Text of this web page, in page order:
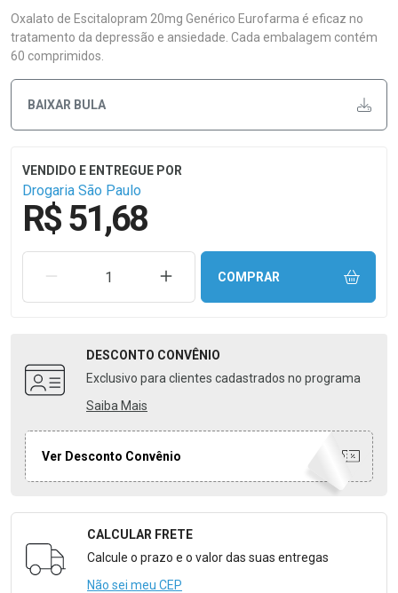
Oxalato de Escitalopram 20mg Genérico Eurofarma é eficaz no
tratamento da depressão e ansiedade. Cada embalagem contém
60 comprimidos.
BAIXAR BULA
Drogaria São Paulo
R$ 51,68
REMOVER UMA UNIDADEAUMENTAR UMA UNIDADE
COMPRAR
DESCONTO CONVÊNIO
Exclusivo para clientes cadastrados no programa
Saiba Mais
Ver Desconto Convênio
Formulário para Calcular o Frete
CALCULAR FRETE
Calcule o prazo e o valor das suas entregas
Não sei meu CEP